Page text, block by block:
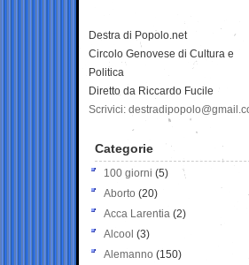
Destra di Popolo.net
Circolo Genovese di Cultura e
Politica
Diretto da Riccardo Fucile
Scrivici:
Categorie
100 giorni (5)
Aborto (20)
Acca Larentia (2)
Alcool (3)
Alemanno (150)